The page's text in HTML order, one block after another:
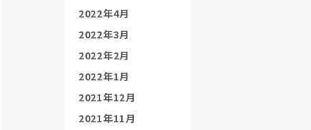
2022年4月
2022年3月
2022年2月
2022年1月
2021年12月
2021年11月